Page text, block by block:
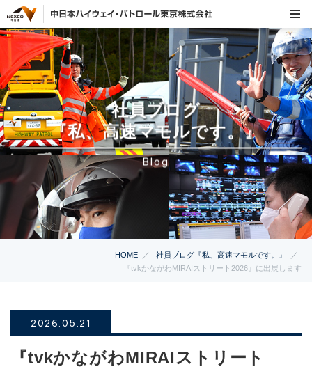
社員ブログ
『私、高速マモルです。』
Blog
HOME
社員ブログ『私、高速マモルです。』
『tvkかながわMIRAIストリート2026』に出展します
2026.05.21
『tvkかながわMIRAIストリート